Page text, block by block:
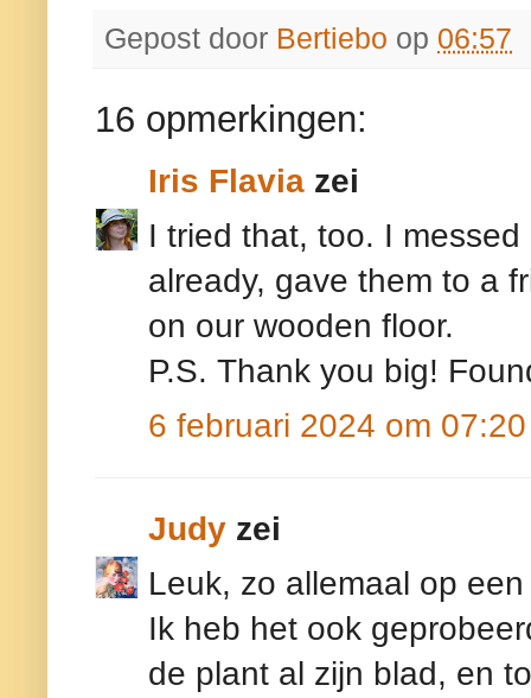
Gepost door Bertiebo op 06:57
16 opmerkingen:
Iris Flavia zei
I tried that, too. I
already, gave them to a
on our wooden floor.
P.S. Thank you big!
6 februari 2024 om 07:20
Judy zei
Leuk, zo allemaal op
Ik heb het ook
de plant al zijn blad, en